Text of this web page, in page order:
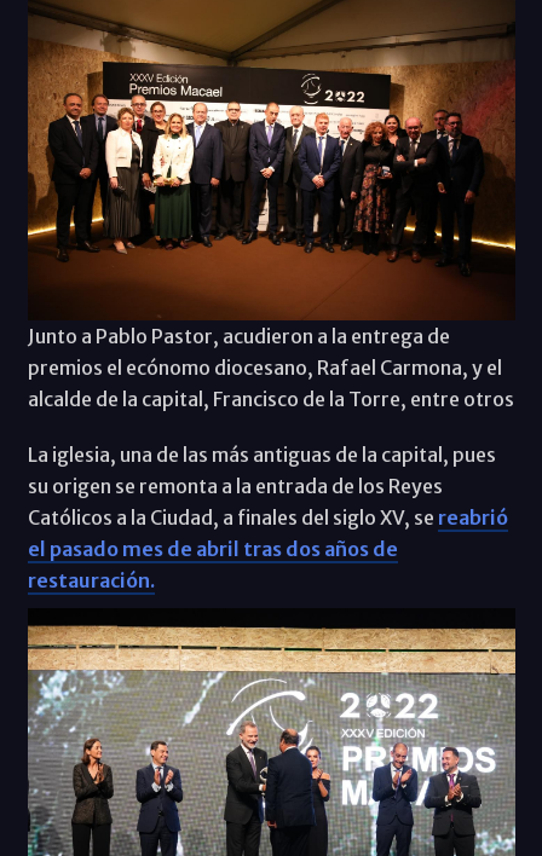
Junto a Pablo Pastor, acudieron a la entrega de
premios el ecónomo diocesano, Rafael Carmona, y el
alcalde de la capital, Francisco de la Torre, entre otros
La iglesia, una de las más antiguas de la capital, pues
su origen se remonta a la entrada de los Reyes
Católicos a la Ciudad, a finales del siglo XV, se reabrió
el pasado mes de abril tras dos años de
restauración.